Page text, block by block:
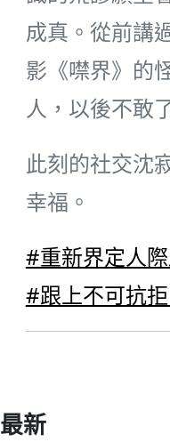
成真。從前講
影《噤界》的
人，以後不敢
此刻的社交沈
幸福。
#重新界定人
#跟上不可抗
最新